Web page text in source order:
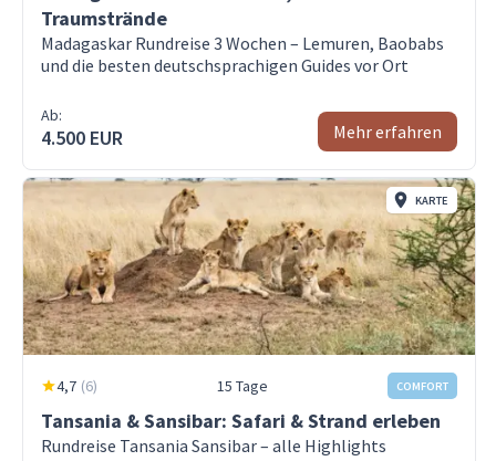
Traumstrände
Madagaskar Rundreise 3 Wochen – Lemuren, Baobabs
und die besten deutschsprachigen Guides vor Ort
Ab:
4.500 EUR Mehr erfahren
KARTE
4,7 (6) 15 Tage COMFORT
Tansania & Sansibar: Safari & Strand erleben
Rundreise Tansania Sansibar – alle Highlights